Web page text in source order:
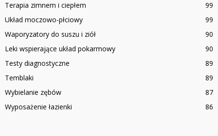
Terapia zimnem i ciepłem
99
Układ moczowo-płciowy
99
Waporyzatory do suszu i ziół
90
Leki wspierające układ pokarmowy
90
Testy diagnostyczne
89
Temblaki
89
Wybielanie zębów
87
Wyposażenie łazienki
86